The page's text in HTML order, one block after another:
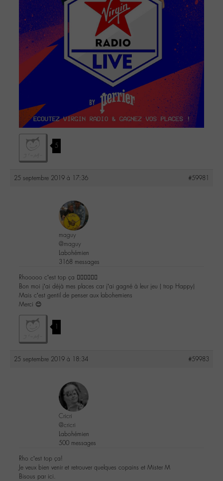
5
25 septembre 2019 à 17:36 #59981
maguy
@maguy
Labohémien
3168 messages
Rhooooo c’est top ça 👍🏻👍🏻👍🏻
Bon moi j’ai déjà mes places car j’ai gagné à leur jeu ( trop Happy)
Mais c’est gentil de penser aux labohemiens
Merci 😊
1
25 septembre 2019 à 18:34 #59983
Cricri
@cricri
Labohémien
500 messages
Rho c’est top ça!
Je veux bien venir et retrouver quelques copains et Mister M
Bisous par ici.